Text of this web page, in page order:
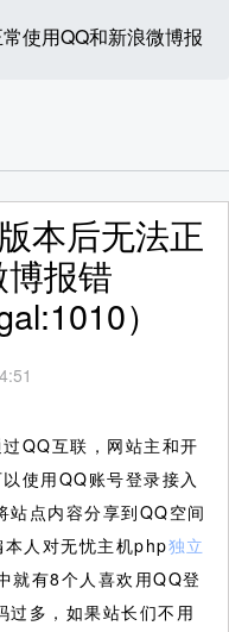
使用QQ和新浪微博报
本后无法正
报错
）
QQ互联，网站主和开
使用QQ账号登录接入
站点内容分享到QQ空间
人对无忧主机php独立
就有8个人喜欢用QQ登
过多，如果站长们不用